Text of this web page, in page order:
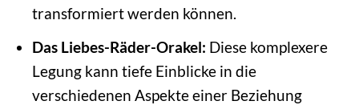
transformiert werden können.
Das Liebes-Räder-Orakel: Diese komplexere
Legung kann tiefe Einblicke in die
verschiedenen Aspekte einer Beziehung